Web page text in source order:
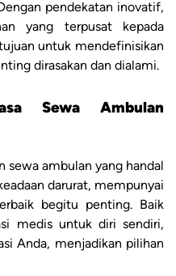
pendekatan inovatif,
yang terpusat kepada
untuk mendefinisikan
dirasakan dan dialami.
Sewa Ambulan
sewa ambulan yang handal
darurat, mempunyai
begitu penting. Baik
medis untuk diri sendiri,
Anda, menjadikan pilihan